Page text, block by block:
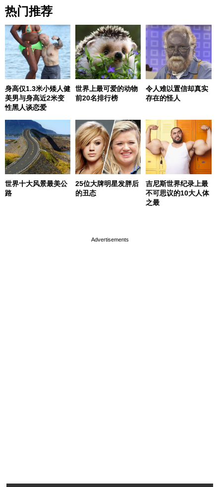
热门推荐
身高仅1.3米小矮人健
美男与身高近2米变
性黑人谈恋爱
世界上最可爱的动物
前20名排行榜
令人难以置信却真实
存在的怪人
世界十大风景最美公
路
25位大牌明星发胖后
的丑态
吉尼斯世界纪录上最
不可思议的10大人体
之最